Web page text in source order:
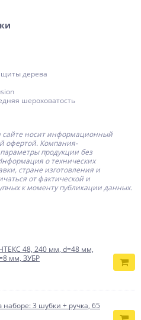
дерева
шероховатость
носит информационный
офертой. Компания-
продукции без
о технических
стране изготовления и
от фактической и
к моменту публикации данных.
48, 240 мм, d=48 мм,
мм, ЗУБР
3 шубки + ручка, 65